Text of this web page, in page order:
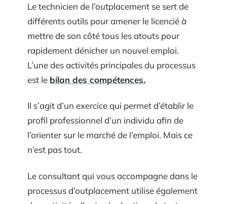
Le technicien de l’outplacement se sert de
différents outils pour amener le licencié à
mettre de son côté tous les atouts pour
rapidement dénicher un nouvel emploi.
L’une des activités principales du processus
est le bilan des compétences.
Il s’agit d’un exercice qui permet d’établir le
profil professionnel d’un individu afin de
l’orienter sur le marché de l’emploi. Mais ce
n’est pas tout.
Le consultant qui vous accompagne dans le
processus d’outplacement utilise également